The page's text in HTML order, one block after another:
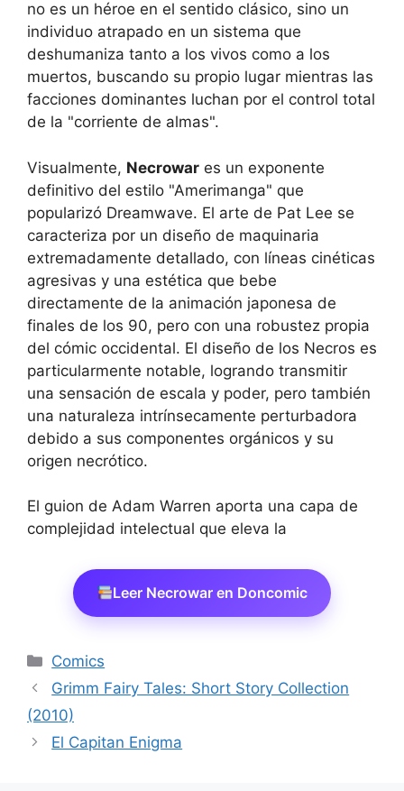
no es un héroe en el sentido clásico, sino un
individuo atrapado en un sistema que
deshumaniza tanto a los vivos como a los
muertos, buscando su propio lugar mientras las
facciones dominantes luchan por el control total
de la "corriente de almas".
Visualmente, Necrowar es un exponente
definitivo del estilo "Amerimanga" que
popularizó Dreamwave. El arte de Pat Lee se
caracteriza por un diseño de maquinaria
extremadamente detallado, con líneas cinéticas
agresivas y una estética que bebe
directamente de la animación japonesa de
finales de los 90, pero con una robustez propia
del cómic occidental. El diseño de los Necros es
particularmente notable, logrando transmitir
una sensación de escala y poder, pero también
una naturaleza intrínsecamente perturbadora
debido a sus componentes orgánicos y su
origen necrótico.
El guion de Adam Warren aporta una capa de
complejidad intelectual que eleva la
Leer Necrowar en Doncomic
Categorías
Comics
Grimm Fairy Tales: Short Story Collection
(2010)
El Capitan Enigma